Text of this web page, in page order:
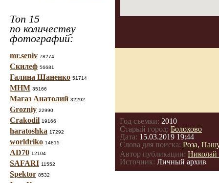
Топ 15
по количеству
фотографий:
mr.seniv 78274
Скилеф 56681
Галина Шаненко 51714
МНМ 35166
Магаз Анатолий 32292
Grozniy 22990
Crakodil 19166
haratoshka 17292
worldriko 14815
AD70 12104
SAFARI 11552
Spektor 8532
Год съемки: 2010
Старый город: Болохово
Дата: 15.03.2019 19:44
Слова для поиска: Роза,
Автор публикации: Николай
Источник: Личный архив